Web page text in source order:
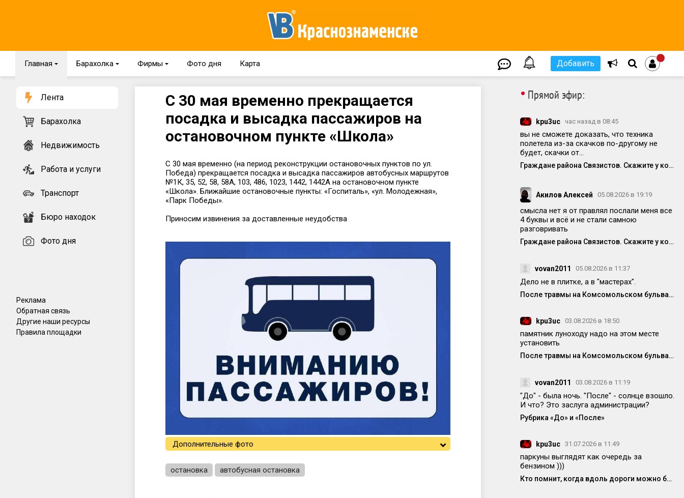
Главная { Барахолка { Фирмы { Фото дня Карта Добавить
Лента
Барахолка
Недвижимость
Работа и услуги
Транспорт
Бюро находок
Фото дня
Реклама
Обратная связь
Другие наши ресурсы
Правила площадки
С 30 мая временно прекращается
посадка и высадка пассажиров на
остановочном пункте «Школа»
С 30 мая временно (на период реконструкции остановочных пунктов по ул.
Победа) прекращается посадка и высадка пассажиров автобусных маршрутов
№1К, 35, 52, 58, 58А, 103, 486, 1023, 1442, 1442А на остановочном пункте
«Школа». Ближайшие остановочные пункты: «Госпиталь», «ул. Молодежная»,
«Парк Победы».
Приносим извинения за доставленные неудобства
Дополнительные фото
остановка автобусная остановка
• Прямой эфир:
kpu3uc час назад в 08:45
вы не сможете доказать, что техника
полетела из-за скачков по-другому не
будет, скачки от...
Граждане района Связистов. Скажите у кого ещё полетела техника от частых вкл/выкл электричества
Акилов Алексей 05.08.2026 в 19:19
смысла нет я от правлял послали меня все
4 буквы и всё и не стали самною
разговривать
Граждане района Связистов. Скажите у кого ещё полетела техника от частых вкл/выкл электричества
vovan2011 05.08.2026 в 11:37
Дело не в плитке, а в "мастерах".
После травмы на Комсомольском бульваре исправили немного плитку, но она опять вся перекошена
kpu3uc 03.08.2026 в 18:50
памятник луноходу надо на этом месте
установить
После травмы на Комсомольском бульваре исправили немного плитку, но она опять вся перекошена
vovan2011 03.08.2026 в 11:19
"До" - была ночь. "После" - солнце взошло.
И что? Это заслуга администрации?
Рубрика «До» и «После»
kpu3uc 31.07.2026 в 11:49
паркуны выглядят как очередь за
бензином )))
Кто помнит, когда вдоль дороги можно было спокойно припарковаться?